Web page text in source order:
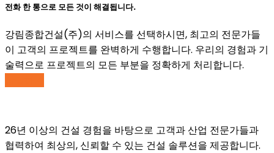
전화 한 통으로 모든 것이 해결됩니다.
강림종합건설(주)의 서비스를 선택하시면, 최고의 전문가들
이 고객의 프로젝트를 완벽하게 수행합니다. 우리의 경험과 기
술력으로 프로젝트의 모든 부분을 정확하게 처리합니다.
26년 이상의 건설 경험을 바탕으로 고객과 산업 전문가들과
협력하여 최상의, 신뢰할 수 있는 건설 솔루션을 제공합니다.